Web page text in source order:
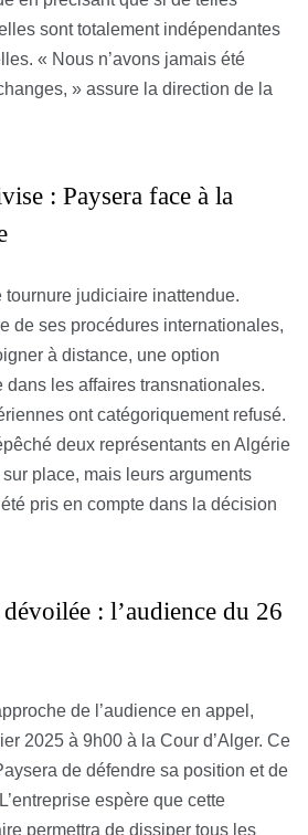
sont totalement indépendantes
« Nous n’avons jamais été
» assure la direction de la
: Paysera face à la
tournure judiciaire inattendue.
de ses procédures internationales,
à distance, une option
dans les affaires transnationales.
ont catégoriquement refusé.
deux représentants en Algérie
place, mais leurs arguments
pris en compte dans la décision
: l’audience du 26
de l’audience en appel,
2025 à 9h00 à la Cour d’Alger. Ce
de défendre sa position et de
espère que cette
permettra de dissiper tous les